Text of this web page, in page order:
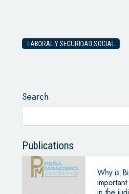
LABORAL Y SEGURIDAD SOCIAL
Search
Publications
Why is